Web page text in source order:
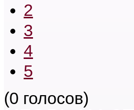
2
3
4
5
(0 голосов)